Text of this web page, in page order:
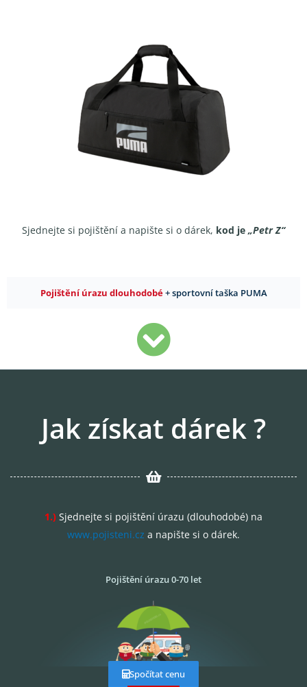
Sjednejte si pojištění a napište si o dárek, kod je „Petr Z“
Pojištění úrazu dlouhodobé+ sportovní taška PUMA
Jak získat dárek ?
1.) Sjednejte si pojištění úrazu (dlouhodobé) na
www.pojisteni.cz a napište si o dárek.
Pojištění úrazu 0-70 let
Spočítat cenu